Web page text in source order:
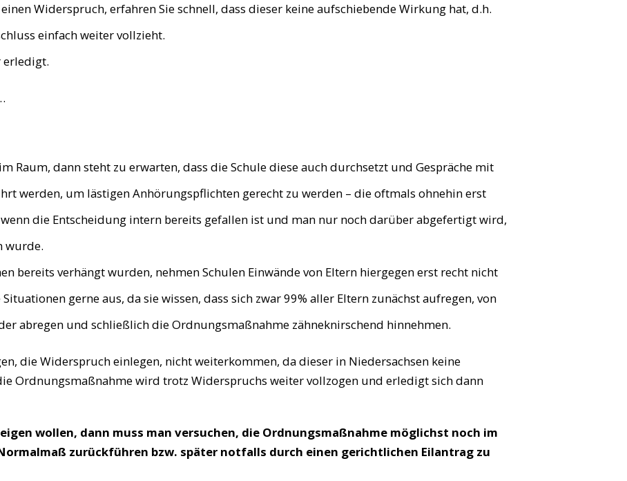
RHEINLAND-
ÜBER MICH
Widerspruch, erfahren Sie schnell, dass dieser keine aufschiebende Wirkung hat, d.h.
einfach weiter vollzieht.
erledigt.
Raum, dann steht zu erwarten, dass die Schule diese auch durchsetzt und Gespräche mit
werden, um lästigen Anhörungspflichten gerecht zu werden – die oftmals ohnehin erst
die Entscheidung intern bereits gefallen ist und man nur noch darüber abgefertigt wird,
wurde.
bereits verhängt wurden, nehmen Schulen Einwände von Eltern hiergegen erst recht nicht
gerne aus, da sie wissen, dass sich zwar 99% aller Eltern zunächst aufregen, von
abregen und schließlich die Ordnungsmaßnahme zähneknirschend hinnehmen.
die Widerspruch einlegen, nicht weiterkommen, da dieser in Niedersachsen keine
Ordnungsmaßnahme wird trotz Widerspruchs weiter vollzogen und erledigt sich dann
wollen, dann muss man versuchen, die Ordnungsmaßnahme möglichst noch im
zurückführen bzw. später notfalls durch einen gerichtlichen Eilantrag zu